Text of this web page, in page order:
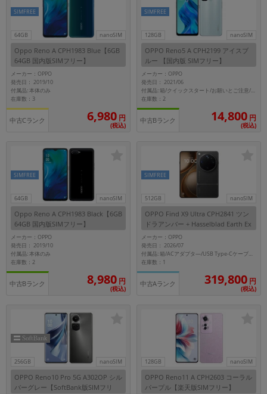
64GB nanoSIM
SIMFREE
Oppo Reno A CPH1983 Blue【6GB
64GB 国内版SIMフリー】
メーカー：OPPO
発売日： 2019/10
付属品: 本体のみ
在庫数：3
中古Cランク 6,980 円
(税込)
128GB nanoSIM
SIMFREE
OPPO Reno5 A CPH2199 アイスブ
ルー 【国内版 SIMフリー】
メーカー：OPPO
発売日： 2021/06
付属品: 箱/クイックスタート/お願いとご注意/SIMカードツール
在庫数：2
中古Bランク 14,800 円
(税込)
64GB nanoSIM
SIMFREE
Oppo Reno A CPH1983 Black【6GB
64GB 国内版SIMフリー】
メーカー：OPPO
発売日： 2019/10
付属品: 本体のみ
在庫数：2
中古Bランク 8,980 円
(税込)
512GB nanoSIM
SIMFREE
OPPO Find X9 Ultra CPH2841 ツン
ドラアンバー + Hasselblad Earth Ex
plorer Kit 【RAM12GB/ROM512GB/
国内版 SIMフリー】
メーカー：OPPO
発売日： 2026/07
付属品: 箱/ACアダプタ―/USB Type-Cケーブル/保護ケース/SIM取出し用ピン/クイックガイド
在庫数：1
中古Aランク 319,800 円
(税込)
256GB nanoSIM
OPPO Reno10 Pro 5G A302OP シル
バーグレー【SoftBank版SIMフリ
128GB nanoSIM
OPPO Reno11 A CPH2603 コーラル
パープル【楽天版SIMフリー】